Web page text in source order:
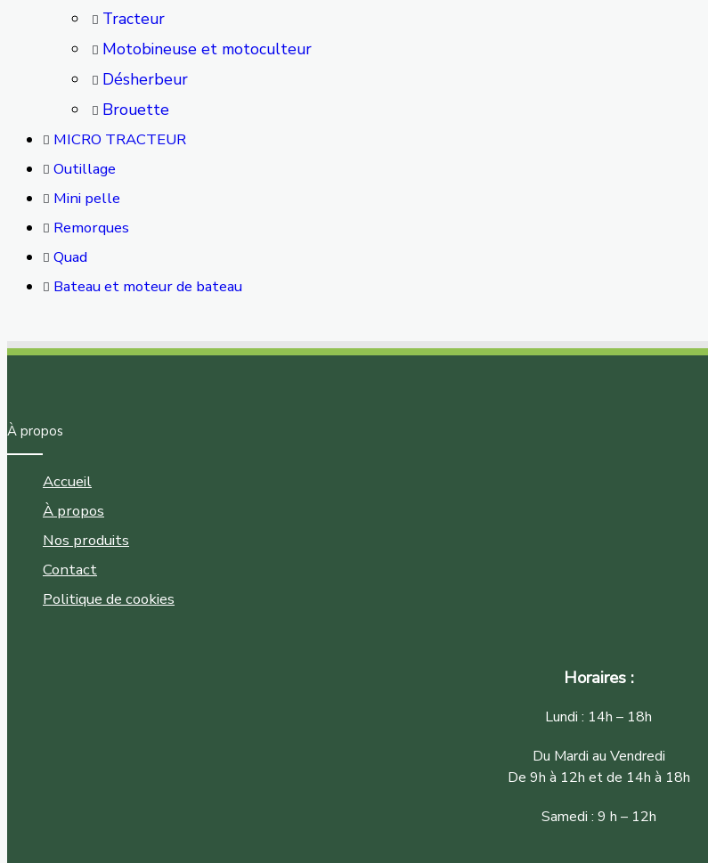
Tracteur
Motobineuse et motoculteur
Désherbeur
Brouette
MICRO TRACTEUR
Outillage
Mini pelle
Remorques
Quad
Bateau et moteur de bateau
À propos
Accueil
À propos
Nos produits
Contact
Politique de cookies
Horaires :
Lundi : 14h – 18h
Du Mardi au Vendredi
De 9h à 12h et de 14h à 18h
Samedi : 9 h – 12h